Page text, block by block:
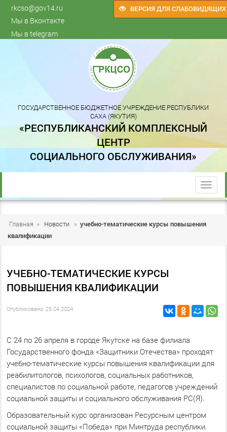
ВЕРСИЯ ДЛЯ СЛАБОВИДЯЩИХ
rkcso@gov14.ru
Мы в Вконтакте
Мы в telegram
ГОСУДАРСТВЕННОЕ БЮДЖЕТНОЕ УЧРЕЖДЕНИЕ РЕСПУБЛИКИ
САХА (ЯКУТИЯ)
«РЕСПУБЛИКАНСКИЙ КОМПЛЕКСНЫЙ
ЦЕНТР
СОЦИАЛЬНОГО ОБСЛУЖИВАНИЯ»
trk
Главная » Новости » учебно-тематические курсы повышения
квалификации
УЧЕБНО-ТЕМАТИЧЕСКИЕ КУРСЫ
ПОВЫШЕНИЯ КВАЛИФИКАЦИИ
Опубликовано: 25.04.2024
С 24 по 26 апреля в городе Якутске на базе филиала
Государственного фонда «Защитники Отечества» проходят
учебно-тематические курсы повышения квалификации для
реабилитологов, психологов, социальных работников,
специалистов по социальной работе, педагогов учреждений
социальной защиты и социального обслуживания РС(Я).
Образовательный курс организован Ресурсным центром
социальной защиты «Победа» при Минтруда республики.